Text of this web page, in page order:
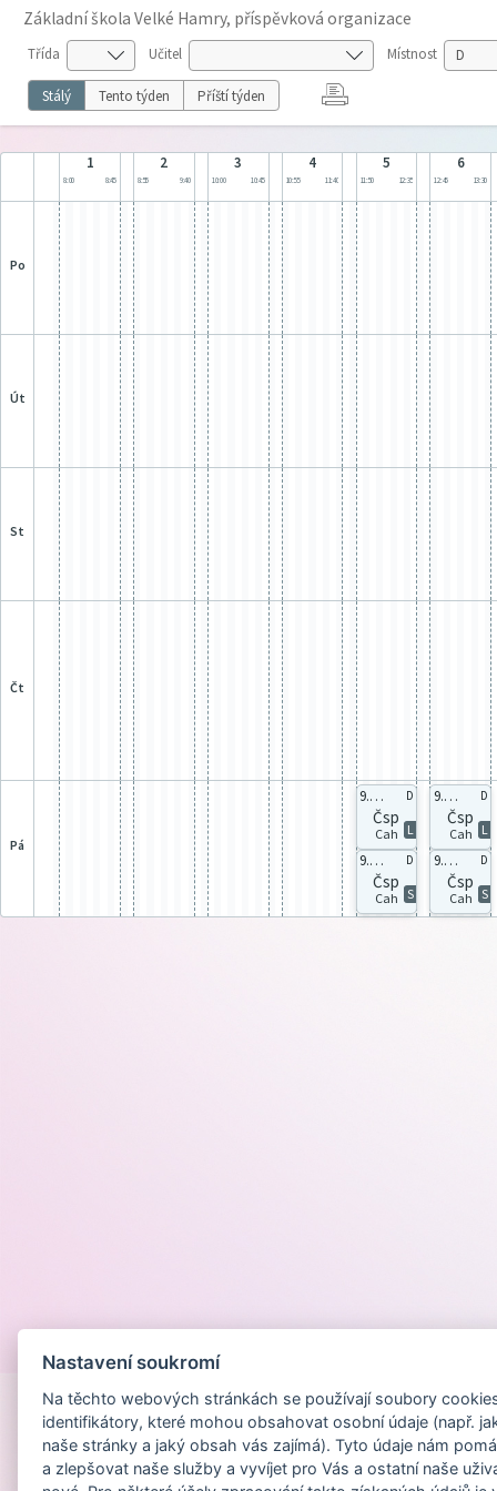
Základní škola Velké Hamry, příspěvková organizace
Třída Učitel Místnost
Stálý Tento týden Příští týden
1
8:00 8:45
2
8:55 9:40
3
10:00 10:45
4
10:55 11:40
5
11:50 12:35
6
12:45 13:30
po
út
st
čt
pá
9.B celá D
Čsp
L
Cah
9.A celá D
Čsp
S
Cah
9.B celá D
Čsp
L
Cah
9.A celá D
Čsp
S
Cah
Nastavení soukromí
Na těchto webových stránkách se používají soubory
identifikátory, které mohou obsahovat osobní údaje (např.
naše stránky a jaký obsah vás zajímá). Tyto údaje nám
a zlepšovat naše služby a vyvíjet pro Vás a ostatní naše